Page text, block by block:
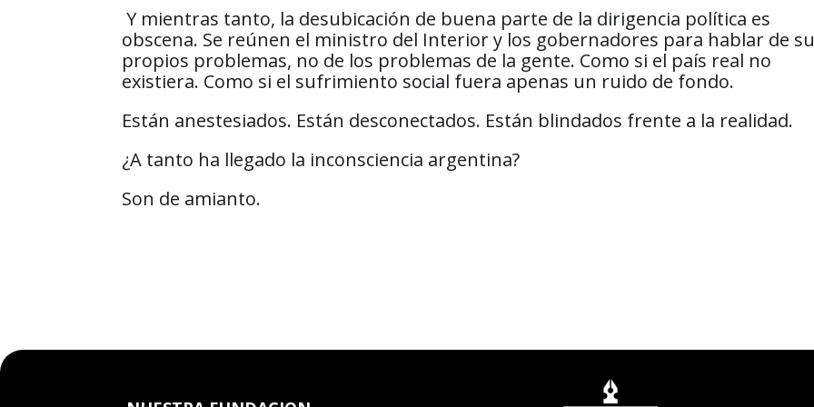
Y mientras tanto, la desubicación de buena parte de la dirigencia política es
obscena. Se reúnen el ministro del Interior y los gobernadores para hablar de
propios problemas, no de los problemas de la gente. Como si el país real no
existiera. Como si el sufrimiento social fuera apenas un ruido de fondo.
Están anestesiados. Están desconectados. Están blindados frente a la realidad.
¿A tanto ha llegado la inconsciencia argentina?
Son de amianto.